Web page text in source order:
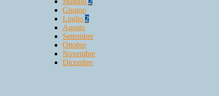
Giugno
Luglio 2
Agosto
Settembre
Ottobre
Novembre
Dicembre